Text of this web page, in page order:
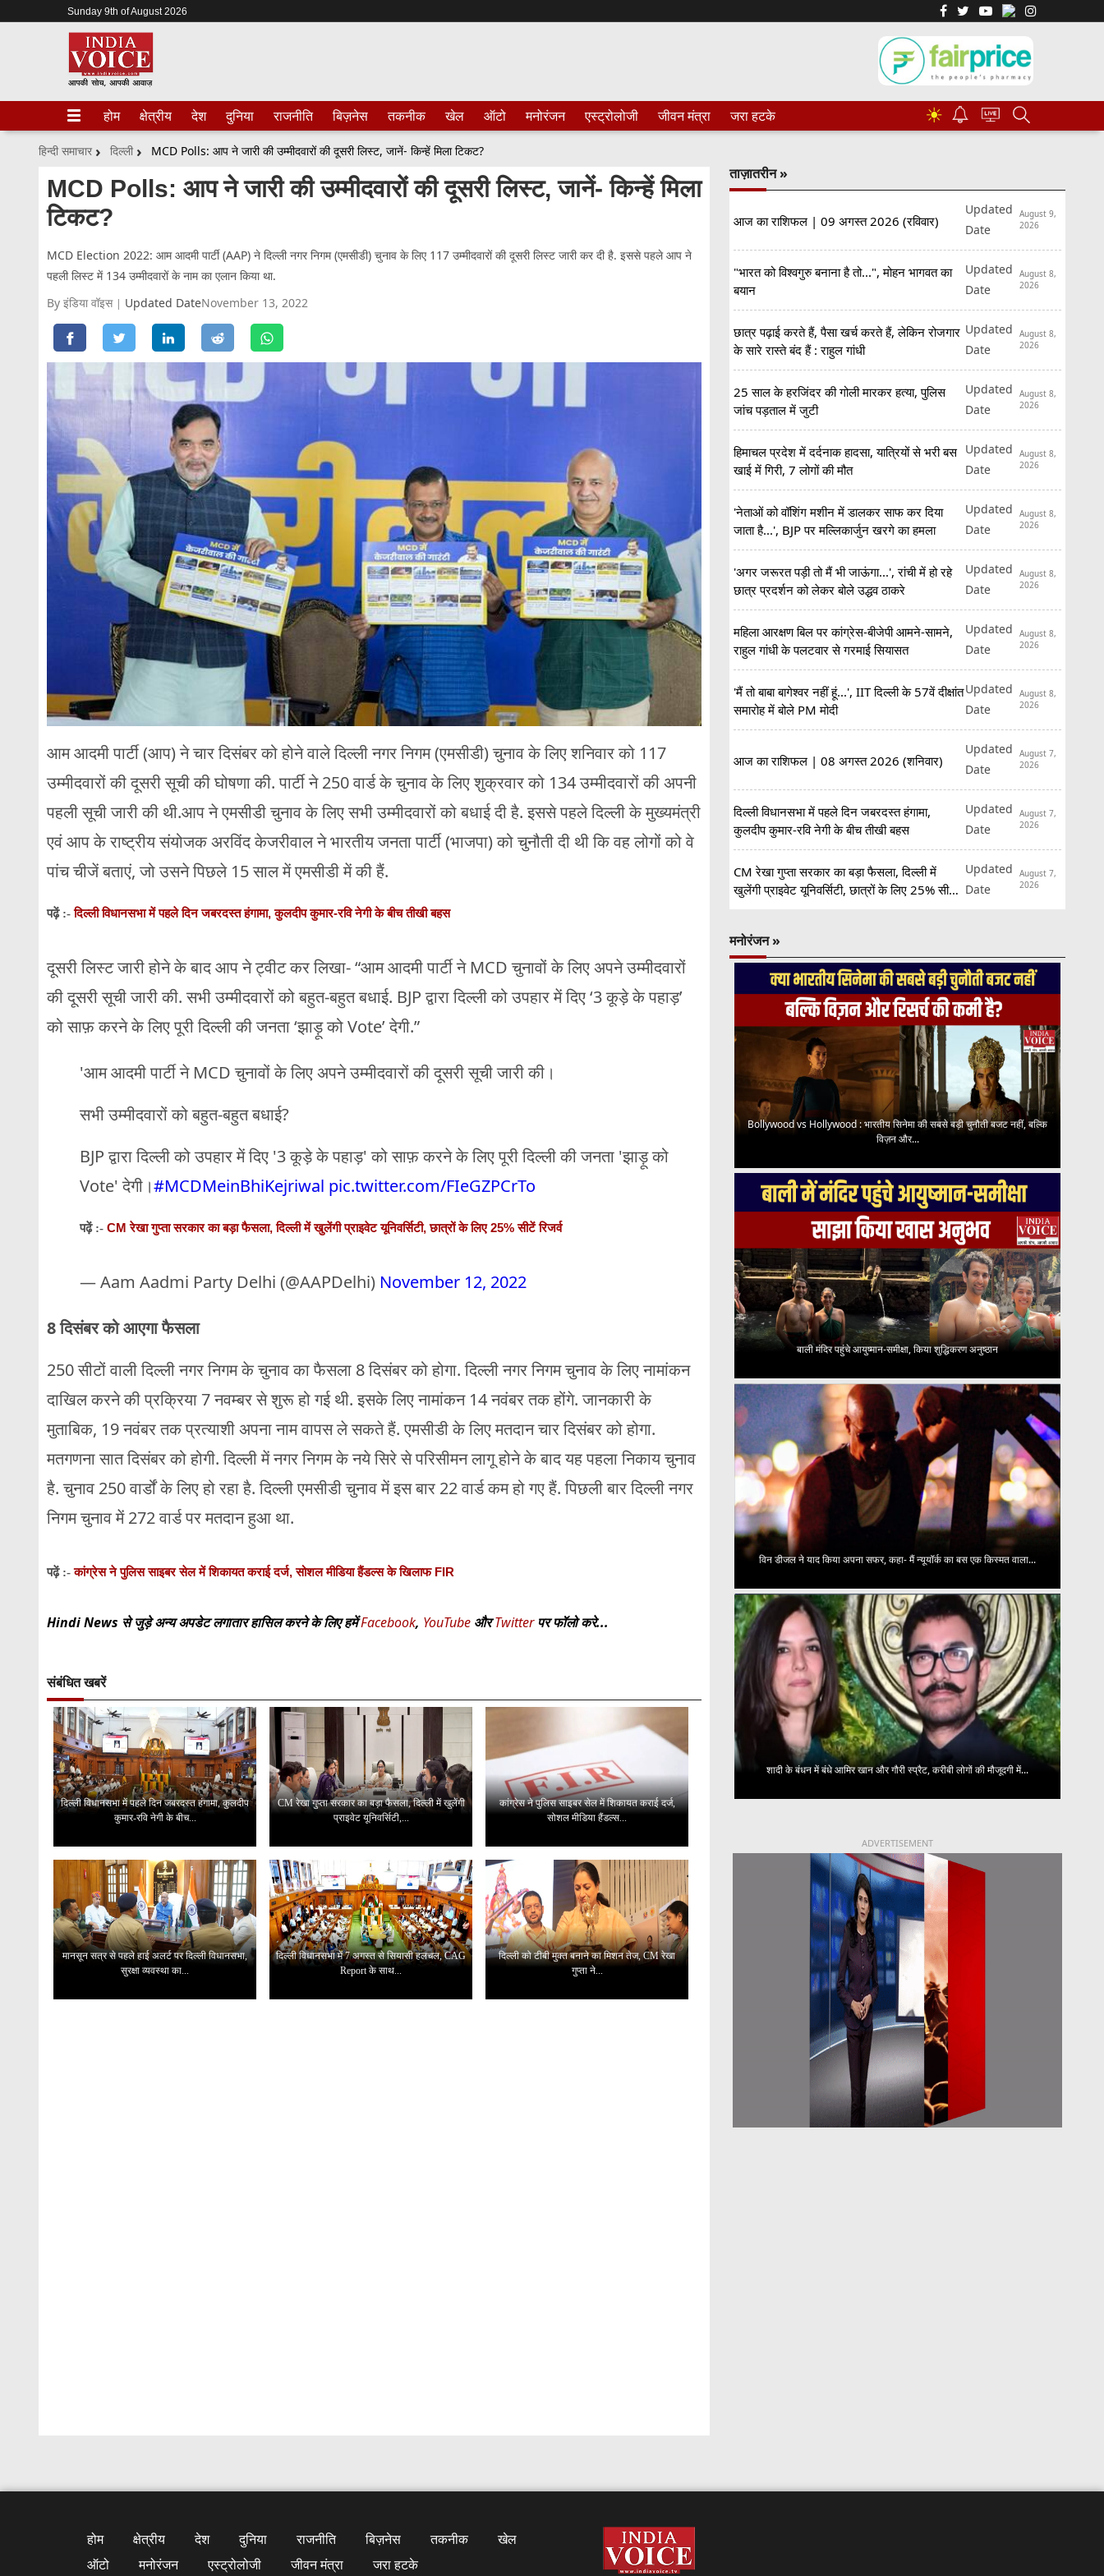
Sunday 9th of August 2026
होम क्षेत्रीय देश दुनिया राजनीति बिज़नेस तकनीक खेल ऑटो मनोरंजन एस्ट्रोलोजी जीवन मंत्रा जरा हटके ☀
हिन्दी समाचार दिल्ली MCD Polls: आप ने जारी की उम्मीदवारों की दूसरी लिस्ट, जानें- किन्हें मिला टिकट?
MCD Polls: आप ने जारी की उम्मीदवारों की दूसरी लिस्ट, जानें- किन्हें मिला
टिकट?
MCD Election 2022: आम आदमी पार्टी (AAP) ने दिल्ली नगर निगम (एमसीडी) चुनाव के लिए 117 उम्मीदवारों की दूसरी लिस्ट जारी कर दी है. इससे पहले आप ने
पहली लिस्ट में 134 उम्मीदवारों के नाम का एलान किया था.
By इंडिया वॉइस
Updated DateNovember 13, 2022
आम आदमी पार्टी (आप) ने चार दिसंबर को होने वाले दिल्ली नगर निगम (एमसीडी) चुनाव के लिए शनिवार को 117
उम्मीदवारों की दूसरी सूची की घोषणा की. पार्टी ने 250 वार्ड के चुनाव के लिए शुक्रवार को 134 उम्मीदवारों की अपनी
पहली सूची जारी की थी.आप ने एमसीडी चुनाव के लिए सभी उम्मीदवारों को बधाई दी है. इससे पहले दिल्ली के मुख्यमंत्री
एवं आप के राष्ट्रीय संयोजक अरविंद केजरीवाल ने भारतीय जनता पार्टी (भाजपा) को चुनौती दी थी कि वह लोगों को वे
पांच चीजें बताएं, जो उसने पिछले 15 साल में एमसीडी में की हैं.
पढ़ें :-दिल्ली विधानसभा में पहले दिन जबरदस्त हंगामा, कुलदीप कुमार-रवि नेगी के बीच तीखी बहस
दूसरी लिस्ट जारी होने के बाद आप ने ट्वीट कर लिखा- “आम आदमी पार्टी ने MCD चुनावों के लिए अपने उम्मीदवारों
की दूसरी सूची जारी की. सभी उम्मीदवारों को बहुत-बहुत बधाई. BJP द्वारा दिल्ली को उपहार में दिए ‘3 कूड़े के पहाड़’
को साफ़ करने के लिए पूरी दिल्ली की जनता ‘झाड़ू को Vote’ देगी.”
'आम आदमी पार्टी ने MCD चुनावों के लिए अपने उम्मीदवारों की दूसरी सूची जारी की।
सभी उम्मीदवारों को बहुत-बहुत बधाई?
BJP द्वारा दिल्ली को उपहार में दिए '3 कूड़े के पहाड़' को साफ़ करने के लिए पूरी दिल्ली की जनता 'झाड़ू को
Vote' देगी।#MCDMeinBhiKejriwal pic.twitter.com/FIeGZPCrTo
पढ़ें :- CM रेखा गुप्ता सरकार का बड़ा फैसला, दिल्ली में खुलेंगी प्राइवेट यूनिवर्सिटी, छात्रों के लिए 25% सीटें रिजर्व
— Aam Aadmi Party Delhi (@AAPDelhi) November 12, 2022
8 दिसंबर को आएगा फैसला
250 सीटों वाली दिल्ली नगर निगम के चुनाव का फैसला 8 दिसंबर को होगा. दिल्ली नगर निगम चुनाव के लिए नामांकन
दाखिल करने की प्रक्रिया 7 नवम्बर से शुरू हो गई थी. इसके लिए नामांकन 14 नवंबर तक होंगे. जानकारी के
मुताबिक, 19 नवंबर तक प्रत्याशी अपना नाम वापस ले सकते हैं. एमसीडी के लिए मतदान चार दिसंबर को होगा.
मतगणना सात दिसंबर को होगी. दिल्ली में नगर निगम के नये सिरे से परिसीमन लागू होने के बाद यह पहला निकाय चुनाव
है. चुनाव 250 वार्डों के लिए हो रहा है. दिल्ली एमसीडी चुनाव में इस बार 22 वार्ड कम हो गए हैं. पिछली बार दिल्ली नगर
निगम चुनाव में 272 वार्ड पर मतदान हुआ था.
पढ़ें :-कांग्रेस ने पुलिस साइबर सेल में शिकायत कराई दर्ज, सोशल मीडिया हैंडल्स के खिलाफ FIR
Hindi News से जुड़े अन्य अपडेट लगातार हासिल करने के लिए हमेंFacebook, YouTube औरTwitterपर फॉलो करे...
संबंधित खबरें
दिल्ली विधानसभा में पहले दिन जबरदस्त हंगामा, कुलदीप
कुमार-रवि नेगी के बीच...
CM रेखा गुप्ता सरकार का बड़ा फैसला, दिल्ली में खुलेंगी
प्राइवेट यूनिवर्सिटी,...
कांग्रेस ने पुलिस साइबर सेल में शिकायत कराई दर्ज,
सोशल मीडिया हैंडल्स...
मानसून सत्र से पहले हाई अलर्ट पर दिल्ली विधानसभा,
सुरक्षा व्यवस्था का...
दिल्ली विधानसभा में 7 अगस्त से सियासी हलचल, CAG
Report के साथ...
दिल्ली को टीबी मुक्त बनाने का मिशन तेज, CM रेखा
गुप्ता ने...
ताज़ातरीन »
आज का राशिफल | 09 अगस्त 2026 (रविवार)
Updated
Date
August 9,
2026
"भारत को विश्वगुरु बनाना है तो...", मोहन भागवत का
बयान
Updated
Date
August 8,
2026
छात्र पढ़ाई करते हैं, पैसा खर्च करते हैं, लेकिन रोजगार
के सारे रास्ते बंद हैं : राहुल गांधी
Updated
Date
August 8,
2026
25 साल के हरजिंदर की गोली मारकर हत्या, पुलिस
जांच पड़ताल में जुटी
Updated
Date
August 8,
2026
हिमाचल प्रदेश में दर्दनाक हादसा, यात्रियों से भरी बस
खाई में गिरी, 7 लोगों की मौत
Updated
Date
August 8,
2026
'नेताओं को वॉशिंग मशीन में डालकर साफ कर दिया
जाता है...', BJP पर मल्लिकार्जुन खरगे का हमला
Updated
Date
August 8,
2026
'अगर जरूरत पड़ी तो मैं भी जाऊंगा...', रांची में हो रहे
छात्र प्रदर्शन को लेकर बोले उद्धव ठाकरे
Updated
Date
August 8,
2026
महिला आरक्षण बिल पर कांग्रेस-बीजेपी आमने-सामने,
राहुल गांधी के पलटवार से गरमाई सियासत
Updated
Date
August 8,
2026
'मैं तो बाबा बागेश्वर नहीं हूं...', IIT दिल्ली के 57वें दीक्षांत
समारोह में बोले PM मोदी
Updated
Date
August 8,
2026
आज का राशिफल | 08 अगस्त 2026 (शनिवार)
Updated
Date
August 7,
2026
दिल्ली विधानसभा में पहले दिन जबरदस्त हंगामा,
कुलदीप कुमार-रवि नेगी के बीच तीखी बहस
Updated
Date
August 7,
2026
CM रेखा गुप्ता सरकार का बड़ा फैसला, दिल्ली में
खुलेंगी प्राइवेट यूनिवर्सिटी, छात्रों के लिए 25% सीटें
Updated
Date
August 7,
2026
मनोरंजन »
Bollywood vs Hollywood : भारतीय सिनेमा की सबसे बड़ी चुनौती बजट नहीं, बल्कि
विज़न और...
बाली मंदिर पहुंचे आयुष्मान-समीक्षा, किया शुद्धिकरण अनुष्ठान
विन डीजल ने याद किया अपना सफर, कहा- मैं न्यूयॉर्क का बस एक किस्मत वाला...
शादी के बंधन में बंधे आमिर खान और गौरी स्प्रैट, करीबी लोगों की मौजूदगी में...
ADVERTISEMENT
होम क्षेत्रीय देश दुनिया राजनीति बिज़नेस तकनीक
खेल
ऑटो
मनोरंजन एस्ट्रोलोजी जीवन मंत्रा जरा हटके